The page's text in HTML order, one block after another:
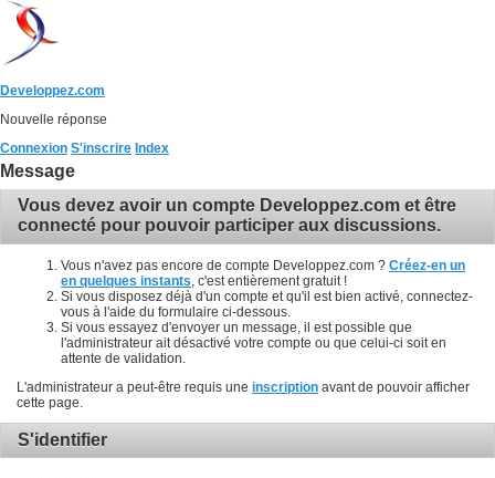
Developpez.com
Nouvelle réponse
Connexion S'inscrire Index
Message
Vous devez avoir un compte Developpez.com et être
connecté pour pouvoir participer aux discussions.
Vous n'avez pas encore de compte Developpez.com ? Créez-en un
en quelques instants , c'est entièrement gratuit !
Si vous disposez déjà d'un compte et qu'il est bien activé, connectez-
vous à l'aide du formulaire ci-dessous.
Si vous essayez d'envoyer un message, il est possible que
l'administrateur ait désactivé votre compte ou que celui-ci soit en
attente de validation.
L'administrateur a peut-être requis une inscription avant de pouvoir afficher
cette page.
S'identifier